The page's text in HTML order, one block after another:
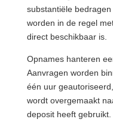
substantiële
worden in de regel
direct beschikbaar is.
Opnames hanteren
Aanvragen worden
één uur
wordt overgemaakt
deposit heeft